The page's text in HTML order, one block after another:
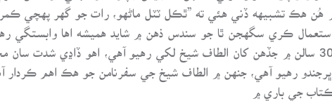
هُن هڪ تشبيهه ڏني هئي ته ”ٿڪل ٽٽل ماڻهو، رات جو گهر پهچي
استعمال ڪري سگهجن ٿا جو سندس ذهن ۾ شايد هميشه اها وابستگي
ٿئي. پوين 30 سالن ۾ جڏهن کان الطاف شيخ لکي رهيو آهي، اهو ڏاڍي
ڀرجندو رهيو آهي، جنهن ۾ الطاف شيخ جي سفرنامن جو هڪ اهم ڪردار
جي باري ۾